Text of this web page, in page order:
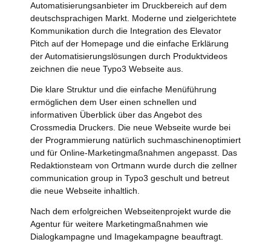
Automatisierungsanbieter im Druckbereich auf dem
deutschsprachigen Markt. Moderne und zielgerichtete
Kommunikation durch die Integration des Elevator
Pitch auf der Homepage und die einfache Erklärung
der Automatisierungslösungen durch Produktvideos
zeichnen die neue Typo3 Webseite aus.
Die klare Struktur und die einfache Menüführung
ermöglichen dem User einen schnellen und
informativen Überblick über das Angebot des
Crossmedia Druckers. Die neue Webseite wurde bei
der Programmierung natürlich suchmaschinenoptimiert
und für Online-Marketingmaßnahmen angepasst. Das
Redaktionsteam von Ortmann wurde durch die zellner
communication group in Typo3 geschult und betreut
die neue Webseite inhaltlich.
Nach dem erfolgreichen Webseitenprojekt wurde die
Agentur für weitere Marketingmaßnahmen wie
Dialogkampagne und Imagekampagne beauftragt.